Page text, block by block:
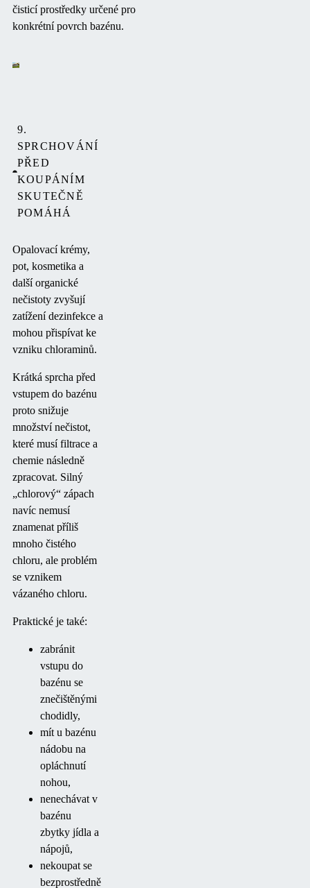
čisticí prostředky určené pro
konkrétní povrch bazénu.
9.
SPRCHOVÁNÍ
PŘED
KOUPÁNÍM
SKUTEČNĚ
POMÁHÁ
Opalovací krémy,
pot, kosmetika a
další organické
nečistoty zvyšují
zatížení dezinfekce a
mohou přispívat ke
vzniku chloraminů.
Krátká sprcha před
vstupem do bazénu
proto snižuje
množství nečistot,
které musí filtrace a
chemie následně
zpracovat. Silný
„chlorový“ zápach
navíc nemusí
znamenat příliš
mnoho čistého
chloru, ale problém
se vznikem
vázaného chloru.
Praktické je také:
zabránit
vstupu do
bazénu se
znečištěnými
chodidly,
mít u bazénu
nádobu na
opláchnutí
nohou,
nenechávat v
bazénu
zbytky jídla a
nápojů,
nekoupat se
bezprostředně